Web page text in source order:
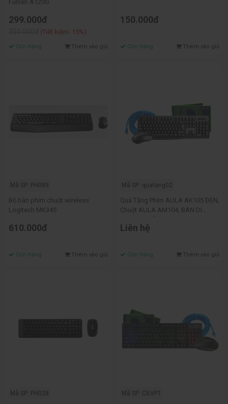
Fuhlen A120G
299.000đ
(Tiết kiệm: 15%)
Còn hàng Thêm vào giỏ
150.000đ
Còn hàng Thêm vào giỏ
Mã SP: PH089
Bộ bàn phím chuột wireless
Logitech MK345
610.000đ
Còn hàng Thêm vào giỏ
Mã SP: quatang02
Quà Tặng Phím AULA AK105 ĐEN,
Chuột AULA AM104, BÀN DI
220.000 VNĐ
Liên hệ
Còn hàng Thêm vào giỏ
Mã SP: PH028 Mã SP: CBVP1